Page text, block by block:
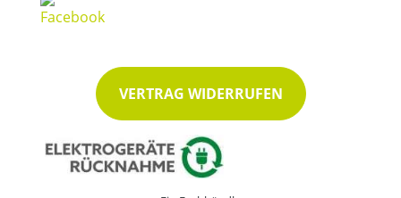
VERTRAG WIDERRUFEN